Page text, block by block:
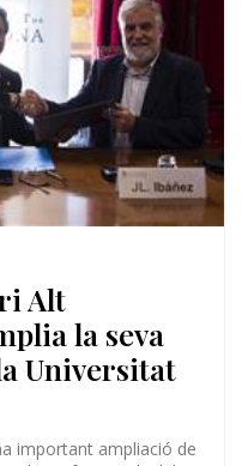
Alt
la seva
Universitat
important ampliació de